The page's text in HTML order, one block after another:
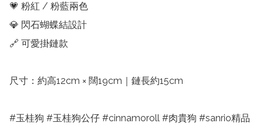
💗 粉紅 / 粉藍兩色
💎 閃石蝴蝶結設計
🔗 可愛掛鏈款
尺寸：約高12cm × 闊19cm｜鏈長約15cm
#玉桂狗 #玉桂狗公仔 #cinnamoroll #肉貴狗 #sanrio精品